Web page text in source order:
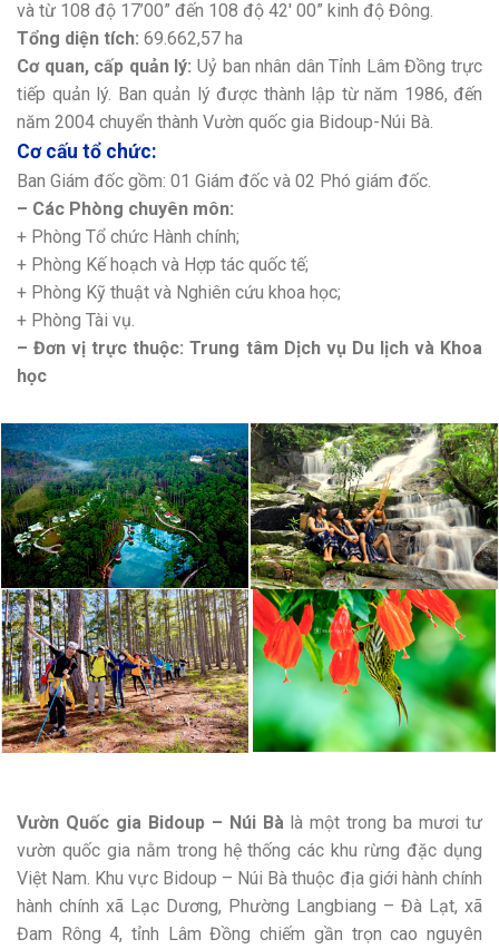
và từ 108 độ 17’00” đến 108 độ 42′ 00” kinh độ Đông.
Tổng diện tích: 69.662,57 ha
Cơ quan, cấp quản lý: Uỷ ban nhân dân Tỉnh Lâm Đồng trực
tiếp quản lý. Ban quản lý được thành lập từ năm 1986, đến
năm 2004 chuyển thành Vườn quốc gia Bidoup-Núi Bà.
Cơ cấu tổ chức:
Ban Giám đốc gồm: 01 Giám đốc và 02 Phó giám đốc.
– Các Phòng chuyên môn:
+ Phòng Tổ chức Hành chính;
+ Phòng Kế hoạch và Hợp tác quốc tế;
+ Phòng Kỹ thuật và Nghiên cứu khoa học;
+ Phòng Tài vụ.
– Đơn vị trực thuộc: Trung tâm Dịch vụ Du lịch và Khoa
học
Vườn Quốc gia Bidoup – Núi Bà là một trong ba mươi tư
vườn quốc gia nằm trong hệ thống các khu rừng đặc dụng
Việt Nam. Khu vực Bidoup – Núi Bà thuộc địa giới hành chính
hành chính xã Lạc Dương, Phường Langbiang – Đà Lạt, xã
Đam Rông 4, tỉnh Lâm Đồng chiếm gần trọn cao nguyên